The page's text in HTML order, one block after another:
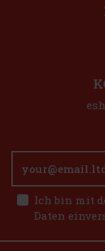
14.99 €
der
Ich bin mit
Daten